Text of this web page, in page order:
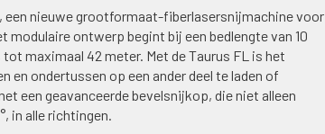
een nieuwe grootformaat-fiberlasersnijmachine voor
ontwerp begint bij een bedlengte van 10
maximaal 42 meter. Met de Taurus FL is het
en ondertussen op een ander deel te laden of
een geavanceerde bevelsnijkop, die niet alleen
in alle richtingen.